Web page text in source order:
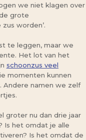
we niet klagen over
grote
worden’.
te leggen, maar we
Het lot van het
schoonzus veel
momenten kunnen
Andere namen we zelf
groter nu dan drie jaar
Is het omdat je alle
Is het omdat de